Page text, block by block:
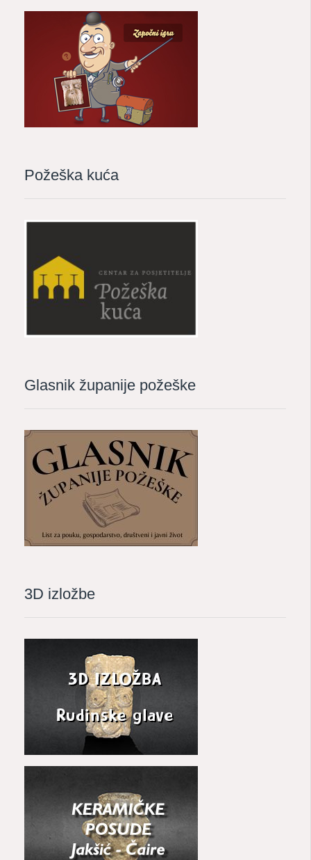
Požeška kuća
Glasnik županije požeške
3D izložbe